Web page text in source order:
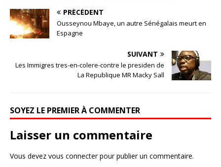
PRÉCÉDENT
Ousseynou Mbaye, un autre Sénégalais meurt en
Espagne
SUIVANT
Les Immigres tres-en-colere-contre le presiden de
La Republique MR Macky Sall
SOYEZ LE PREMIER À COMMENTER
Laisser un commentaire
Vous devez vous connecterpour publier un commentaire.